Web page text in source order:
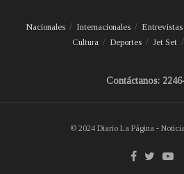
Nacionales Internacionales Entrevistas
Cultura
Deportes Jet Set
Contáctanos:
© 2024 Diario La Página -